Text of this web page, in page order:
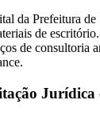
da Prefeitura
de
de consultoria
Jurídica